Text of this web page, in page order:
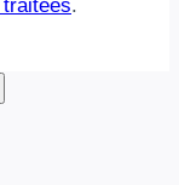
.